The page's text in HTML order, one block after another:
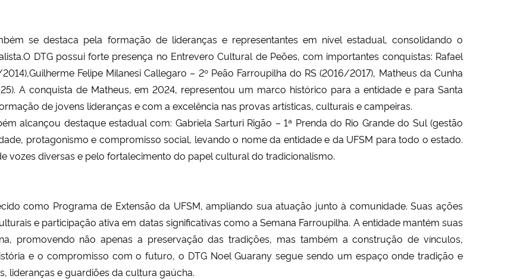
se destaca pela formação de lideranças e representantes em nível estadual, consolidando o
DTG possui forte presença no Entrevero Cultural de Peões, com importantes conquistas: Rafael
Felipe Milanesi Callegaro – 2º Peão Farroupilha do RS (2016/2017), Matheus da Cunha
A conquista de Matheus, em 2024, representou um marco histórico para a entidade e para Santa
de jovens lideranças e com a excelência nas provas artísticas, culturais e campeiras.
alcançou destaque estadual com: Gabriela Sarturi Rigão – 1ª Prenda do Rio Grande do Sul (gestão
protagonismo e compromisso social, levando o nome da entidade e da UFSM para todo o estado.
vozes diversas e pelo fortalecimento do papel cultural do tradicionalismo.
como Programa de Extensão da UFSM, ampliando sua atuação junto à comunidade. Suas ações
e participação ativa em datas significativas como a Semana Farroupilha. A entidade mantém suas
promovendo não apenas a preservação das tradições, mas também a construção de vínculos,
e o compromisso com o futuro, o DTG Noel Guarany segue sendo um espaço onde tradição e
lideranças e guardiões da cultura gaúcha.